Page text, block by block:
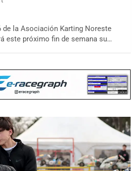
de la Asociación Karting Noreste
este próximo fin de semana su…